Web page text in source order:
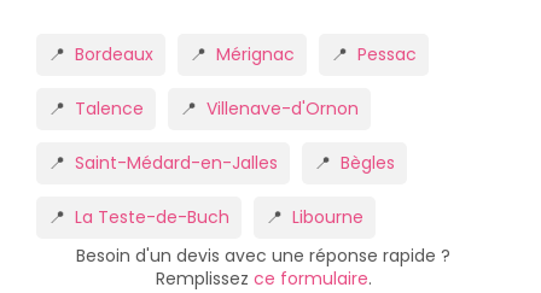
Bordeaux Mérignac Pessac
Talence Villenave-d'Ornon
Saint-Médard-en-Jalles Bègles
La Teste-de-Buch
Libourne
Besoin d'un devis avec une réponse rapide ?
Remplissez ce formulaire.